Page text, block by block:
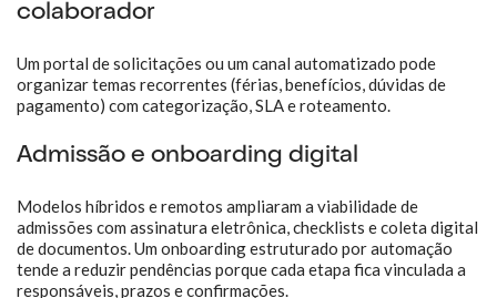
colaborador
Um portal de solicitações ou um canal automatizado pode
organizar temas recorrentes (férias, benefícios, dúvidas de
pagamento) com categorização, SLA e roteamento.
Admissão e onboarding digital
Modelos híbridos e remotos ampliaram a viabilidade de
admissões com assinatura eletrônica, checklists e coleta digital
de documentos. Um onboarding estruturado por automação
tende a reduzir pendências porque cada etapa fica vinculada a
responsáveis, prazos e confirmações.